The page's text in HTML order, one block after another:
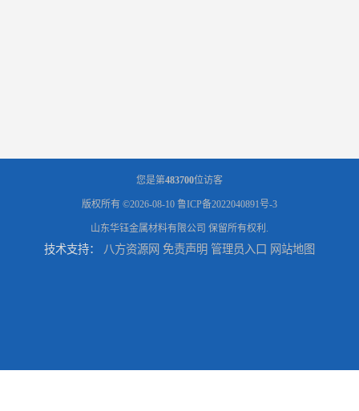
您是第483700位访客
版权所有 ©2026-08-10 鲁ICP备2022040891号-3
山东华钰金属材料有限公司 保留所有权利.
技术支持： 八方资源网 免责声明 管理员入口 网站地图